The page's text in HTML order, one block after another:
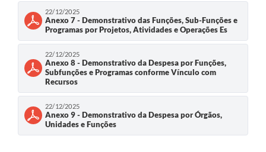
22/12/2025
Anexo 7 - Demonstrativo das Funções, Sub-Funções e
Programas por Projetos, Atividades e Operações Es
22/12/2025
Anexo 8 - Demonstrativo da Despesa por Funções,
Subfunções e Programas conforme Vínculo com
Recursos
22/12/2025
Anexo 9 - Demonstrativo da Despesa por Órgãos,
Unidades e Funções